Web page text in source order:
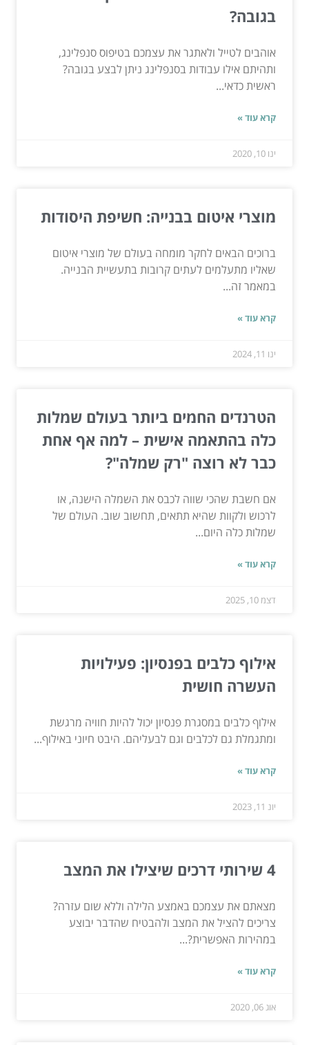
בגובה?
אוהבים לטייל ולאתגר את עצמכם בטיפוס סנפלינג,
ותהיתם אילו עבודות בסנפלינג ניתן לבצע בגובה?
ראשית כדאי...
קרא עוד »
ינו 10, 2020
מוצרי איטום בבנייה: חשיפת היסודות
ברוכים הבאים לחקר מומחה בעולם של מוצרי איטום
שאליו מתעלמים לעתים קרובות בתעשיית הבנייה.
במאמר זה...
קרא עוד »
ינו 11, 2024
הטרנדים החמים ביותר בעולם שמלות
כלה בהתאמה אישית – למה אף אחת
כבר לא רוצה "רק שמלה"?
אם חשבת שהכי שווה לכבס את השמלה הישנה, או
לרכוש ולקוות שהיא תתאים, תחשוב שוב. העולם של
שמלות כלה היום...
קרא עוד »
דצמ 10, 2025
אילוף כלבים בפנסיון: פעילויות
העשרה חושית
אילוף כלבים במסגרת פנסיון יכול להיות חוויה מרגשת
ומתגמלת גם לכלבים וגם לבעליהם. היבט חיוני באילוף...
קרא עוד »
יונ 11, 2023
4 שירותי דרכים שיצילו את המצב
מצאתם את עצמכם באמצע הלילה וללא שום עזרה?
צריכים להציל את המצב ולהבטיח שהדבר יבוצע
במהירות האפשרית?...
קרא עוד »
אוג 06, 2020